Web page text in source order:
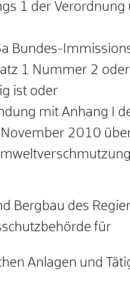
1 der
Bundes-
1 Nummer 2
ist oder
mit Anhang I
2010
Bergbau des
für
Anlagen und